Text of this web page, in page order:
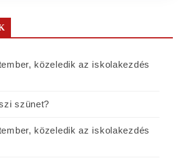
közeledik az iskolakezdés
szünet?
közeledik az iskolakezdés